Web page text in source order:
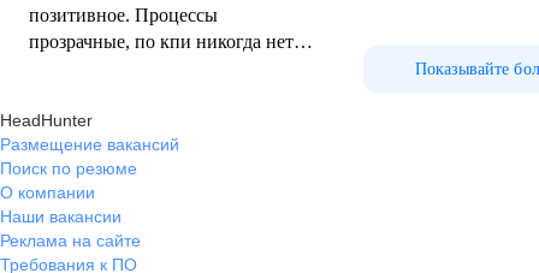
позитивное. Процессы
прозрачные, по кпи никогда нет
Показывайте
HeadHunter
Размещение вакансий
Поиск по резюме
О компании
Наши вакансии
Реклама на сайте
Требования к ПО